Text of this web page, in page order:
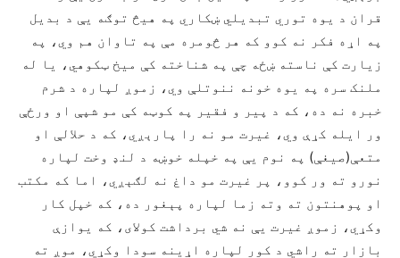
قران د یوه توري تبدیلي ښکاري په هيڅ توګه يې د بدیل
په اړه فکر نه کوو که هر څومره مې په تاوان هم وي، په
زیارت کې ناسته ښځه چې په شناخته کې میخ ټکوهي، یا له
ملنک سره په یوه خونه ننوتلې وي، زموږ لپاره د شرم
خبره نه ده، که د پير و فقیر په کوټه کې مو شپې او ورځې
ور ایله کړې وي، غیرت مو نه را پارېږي، که د حلالې او
متعې(صیغې) په نوم يې په خپله خوښه د لنډ وخت لپاره
نورو ته ور کوو، پر غیرت مو داغ نه لګېږي، اما که مکتب
او پوهنتون ته وته زما لپاره پېغور ده، که خپل کار
وکړي، زموږ غیرت يې نه شي برداشت کولای، که یوازې
بازار ته راشي د کور لپاره اړینه سودا وکړي، موږ ته